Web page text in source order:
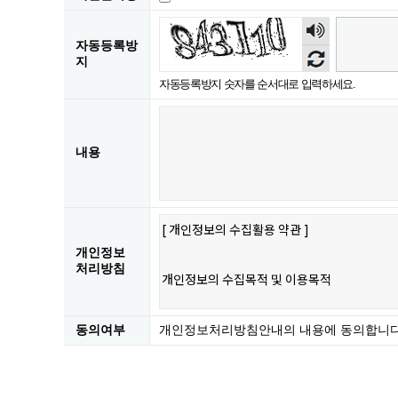
자동등록방
지
숫자
음성
듣기
자동등록방지 숫자를 순서대로 입력하세요.
내용
개인정보
처리방침
동의여부 개인정보처리방침안내의 내용에 동의합니